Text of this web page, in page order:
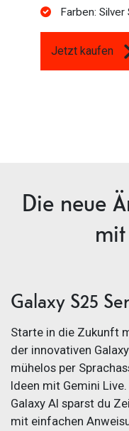
Farben: Silver
Jetzt kaufen
Die neue
Galaxy S25
Starte in die Zukunft
der innovativen
mühelos per
Ideen mit Gemini
Galaxy AI sparst du
mit einfachen